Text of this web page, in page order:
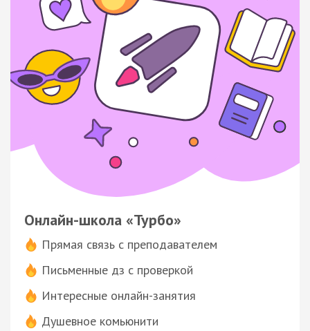
Онлайн-школа «Турбо»
Прямая связь с преподавателем
Письменные дз с проверкой
Интересные онлайн-занятия
Душевное комьюнити